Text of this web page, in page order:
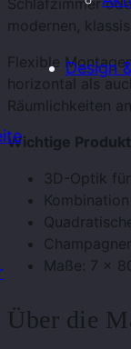
Design
Schlafzimmer
modernen,
Flexible
horizontal als
Räumlichkeiten
Wichtige
3D-Optik
Maße: 7 ×
Über die